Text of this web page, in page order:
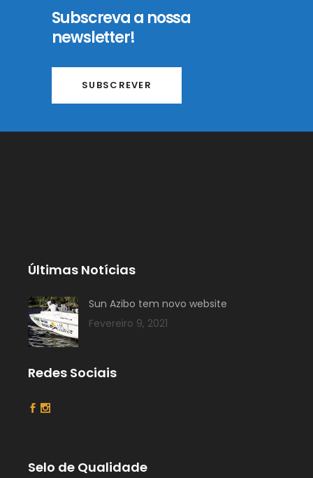
Subscreva a nossa
newsletter!
SUBSCREVER
Últimas Notícias
Sun Azibo tem novo website
Fevereiro 9, 2021
Redes Sociais
Selo de Qualidade